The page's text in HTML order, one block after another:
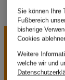
Sie können Ihre
Fußbereich
bisherige
Cookies
Weitere
welche wir und